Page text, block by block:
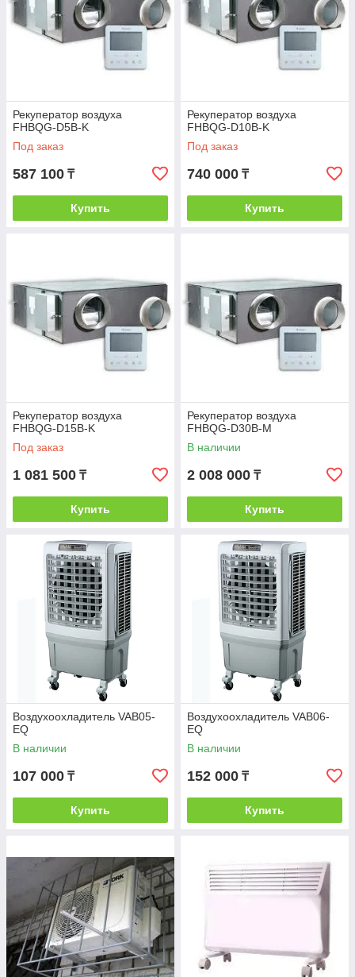
Рекуператор воздуха
FHBQG-D5B-K
Под заказ
587 100 ₸
Купить
Рекуператор воздуха
FHBQG-D10B-K
Под заказ
740 000 ₸
Купить
Рекуператор воздуха
FHBQG-D15B-K
Под заказ
1 081 500 ₸
Купить
Рекуператор воздуха
FHBQG-D30B-M
В наличии
2 008 000 ₸
Купить
Воздухоохладитель VAB05-
EQ
В наличии
107 000 ₸
Купить
Воздухоохладитель VAB06-
EQ
В наличии
152 000 ₸
Купить